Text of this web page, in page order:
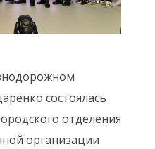
состоялась
отделения
организации